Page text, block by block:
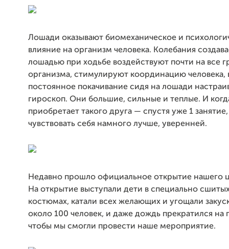
Лошади оказывают биомеханическое и
влияние на организм человека. Колебания
лошадью при ходьбе воздействуют почти на все
организма, стимулируют координацию человека,
постоянное покачивание сидя на лошади
гироскоп. Они большие, сильные и теплые. И
приобретает такого друга — спустя уже 1
чувствовать себя намного лучше, уверенней.
Недавно прошло официальное открытие нашего
На открытие выступали дети в специально
костюмах, катали всех желающих и угощали
около 100 человек, и даже дождь прекратился на
чтобы мы смогли провести наше мероприятие.